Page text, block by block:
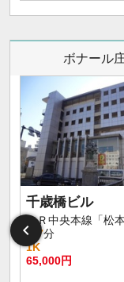
ボナール
千歳橋ビル
ＪＲ中央本線「松
歩
7分
1K
65,000円